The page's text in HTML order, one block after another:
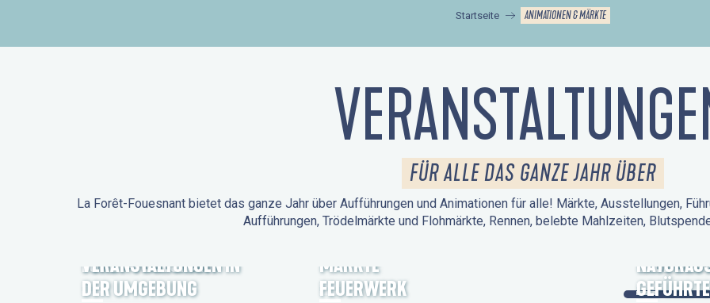
Startseite ANIMATIONEN & MÄRKTE
FÜR ALLE DAS GANZE JAHR ÜBER
La Forêt-Fouesnant bietet das ganze Jahr über Aufführungen und Animationen für alle! Märkte, Ausstellungen,
Aufführungen, Trödelmärkte und Flohmärkte, Rennen, belebte Mahlzeiten,
FORÊT-FOUESNANT
VERANSTALTUNGEN IN
DER UMGEBUNG
MÄRKTE
FEUERWERK
TAGE DES